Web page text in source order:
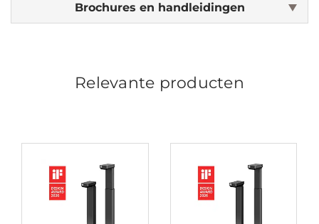
Brochures en handleidingen
Relevante producten